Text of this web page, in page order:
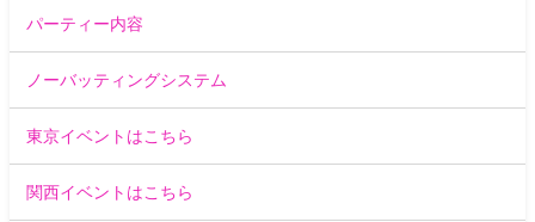
パーティー内容
ノーバッティングシステム
東京イベントはこちら
関西イベントはこちら